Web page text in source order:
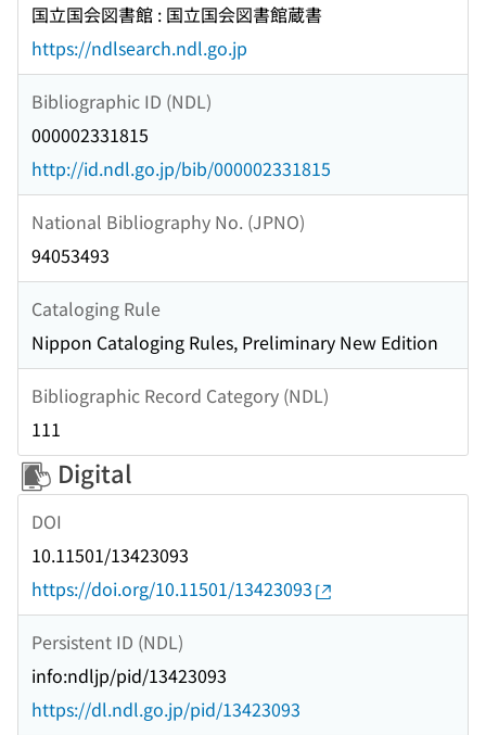
国立国会図書館 : 国立国会図書館蔵書
https://ndlsearch.ndl.go.jp
Bibliographic ID (NDL)
000002331815
http://id.ndl.go.jp/bib/000002331815
National Bibliography No. (JPNO)
94053493
Cataloging Rule
Nippon Cataloging Rules, Preliminary New Edition
Bibliographic Record Category (NDL)
111
Digital
DOI
10.11501/13423093
https://doi.org/10.11501/13423093
Persistent ID (NDL)
info:ndljp/pid/13423093
https://dl.ndl.go.jp/pid/13423093